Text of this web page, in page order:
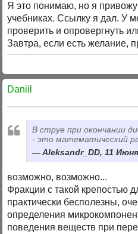
Я это понимаю, но я привожу
учебниках. Ссылку я дал. У
проверить и опровергнуть
Завтра, если есть желание,
Daniil
В струе при окончании
- это математический
Aleksandr_DD, 11
возможно, возможно...
Фракции с такой крепостью
практически бесполезны,
определения
поведения веществ при